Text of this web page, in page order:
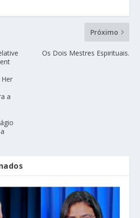
a
Próximo
Os Dois Mestres Espirituais.